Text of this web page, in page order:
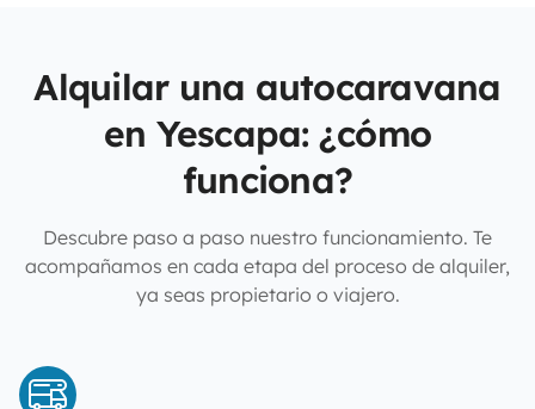
Alquilar una autocaravana
en Yescapa: ¿cómo
funciona?
Descubre paso a paso nuestro funcionamiento. Te
acompañamos en cada etapa del proceso de alquiler,
ya seas propietario o viajero.